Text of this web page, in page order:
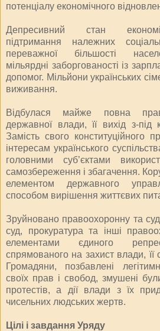
потенціалу економічного
Депресивний стан
підтримання належних
переважної більшості
мільярдні заборгованості із
допомог. Мільйони українських
виживання.
Відбулася майже повна
державної влади, її вихід з-під
Замість свого конституційного
інтересам українського
головними суб’єктами
самозбереження і збагачення.
елементом державного
способом вирішення життєвих
Зруйновано правоохоронну та
суд, прокуратура та інші
елементами єдиного
спрямованого на захист влади, її
Громадяни, позбавлені
своїх прав і свобод, змушені
протестів, а дії влади з їх
чисельних людських жертв.
Цілі і завдання Уряду